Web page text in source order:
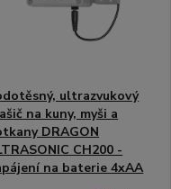
ultrazvukový
na kuny, myši a
DRAGON
CH200 -
na baterie 4xAA